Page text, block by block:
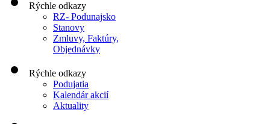
Rýchle odkazy
RZ- Podunajsko
Stanovy
Zmluvy, Faktúry,
Objednávky
Rýchle odkazy
Podujatia
Kalendár akcií
Aktuality